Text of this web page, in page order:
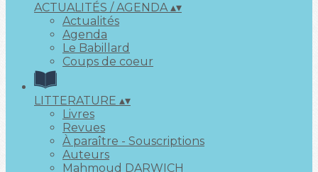
ACTUALITÉS / AGENDA▴▾
Actualités
Agenda
Le Babillard
Coups de coeur
LITTERATURE ▴▾
Livres
Revues
À paraître - Souscriptions
Auteurs
Mahmoud DARWICH